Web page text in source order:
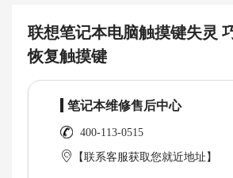
联想笔记本电脑触摸键失灵
恢复触摸键
笔记本维修售后中心
400-113-0515
【联系客服获取您就近地址】